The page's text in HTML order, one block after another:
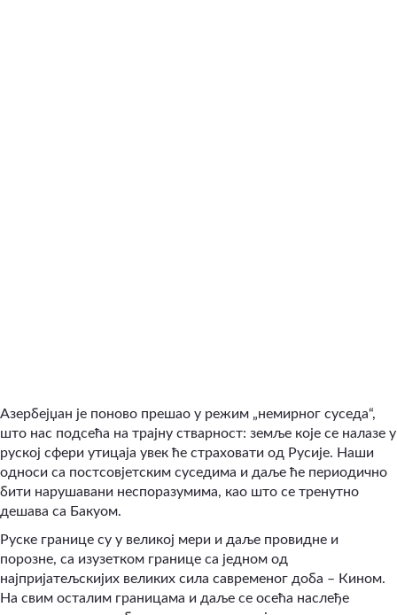
Азербејџан је поново прешао у режим „немирног суседа“,
што нас подсећа на трајну стварност: земље које се налазе у
руској сфери утицаја увек ће страховати од Русије. Наши
односи са постсовјетским суседима и даље ће периодично
бити нарушавани неспоразумима, као што се тренутно
дешава са Бакуом.
Руске границе су у великој мери и даље провидне и
порозне, са изузетком границе са једном од
најпријатељскијих великих сила савременог доба – Кином.
На свим осталим границама и даље се осећа наслеђе